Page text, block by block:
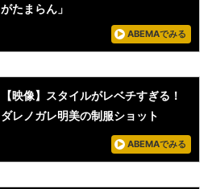
がたまらん」
ABEMAでみる
【映像】スタイルがレベチすぎる！
ダレノガレ明美の制服ショット
ABEMAでみる